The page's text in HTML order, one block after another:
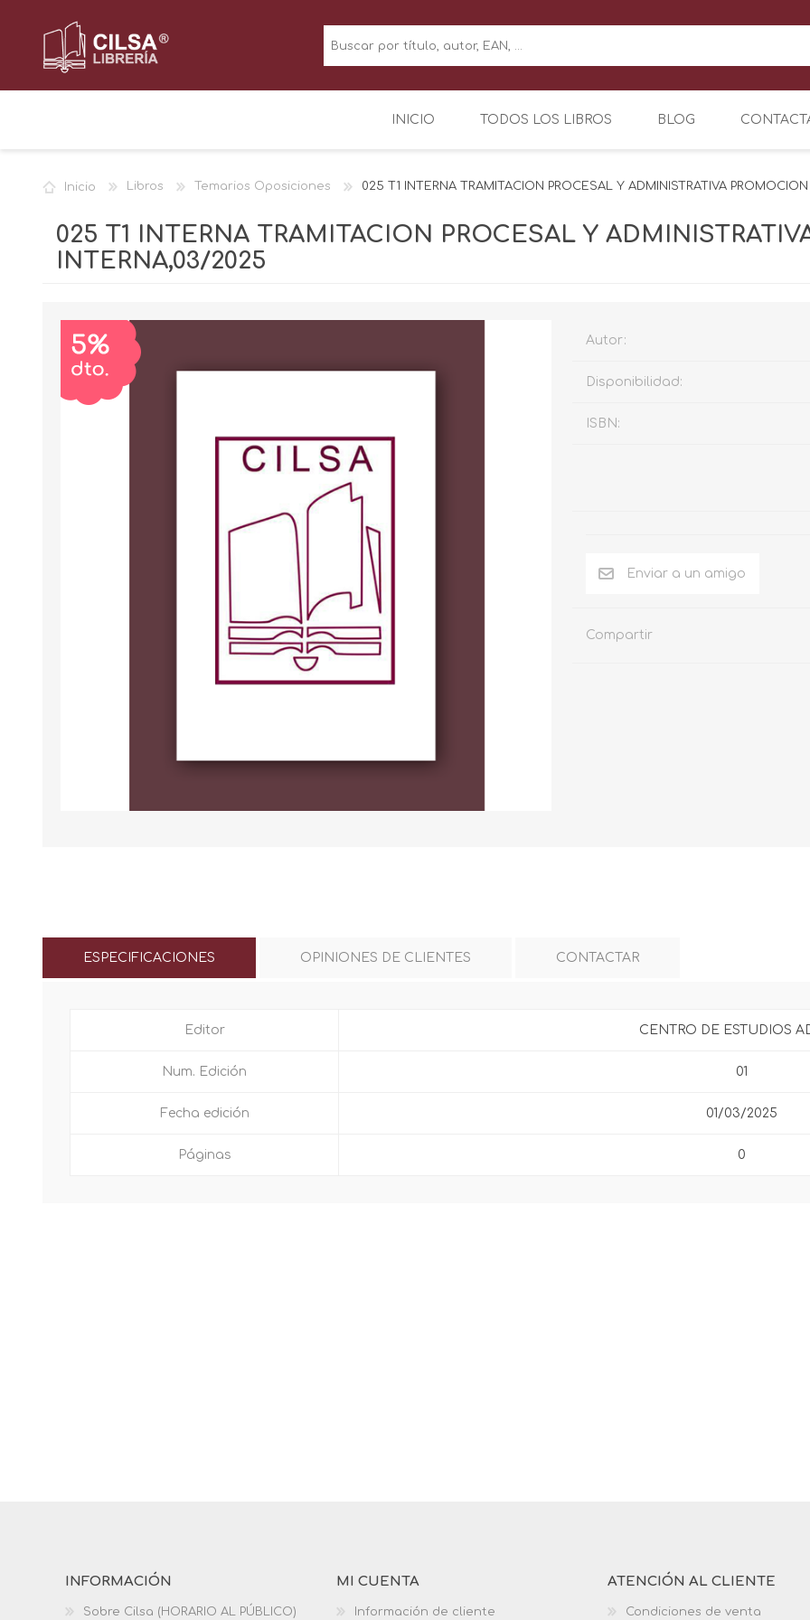
INICIO TODOS LOS LIBROS BLOG
Inicio Libros Temarios Oposiciones 025 T1 INTERNA TRAMITACION PROCESAL Y ADMINISTRATIVA
025 T1 INTERNA TRAMITACION PROCESAL Y
INTERNA,03/2025
Autor:
Disponibilidad:
ISBN:
Compartir
ESPECIFICACIONES OPINIONES DE CLIENTES CONTACTAR
Editor CENTRO DE ESTUDIOS
Num. Edición 01
Fecha edición 01/03/2025
Páginas 0
INFORMACIÓN
Sobre Cilsa (HORARIO AL PÚBLICO)
MI CUENTA
Información de cliente
ATENCIÓN AL CLIENTE
Condiciones de venta